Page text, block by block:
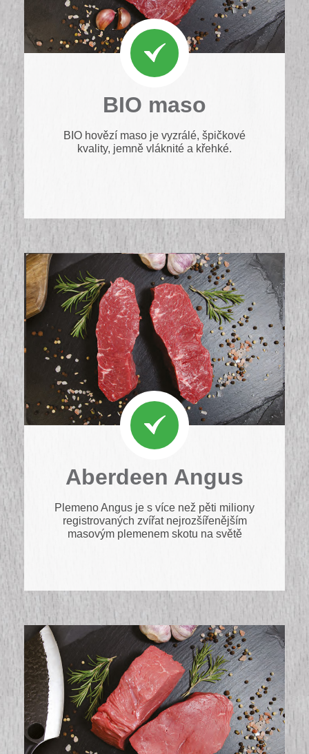
BIO maso
BIO hovězí maso je vyzrálé, špičkové
kvality, jemně vláknité a křehké.
Aberdeen Angus
Plemeno Angus je s více než pěti miliony
registrovaných zvířat nejrozšířenějším
masovým plemenem skotu na světě